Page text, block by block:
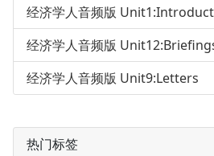
经济学人音频版
经济学人音频版 Unit9:Letters
热门标签